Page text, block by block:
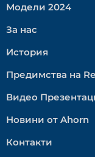
Модели 2024
За нас
История
Предимства на
Видео
Новини от Ahorn
Контакти